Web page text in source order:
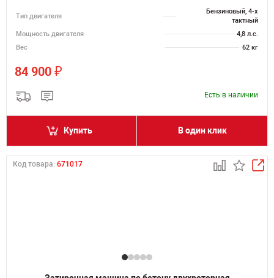
Тип двигателя
Бензиновый, 4-х
тактный
Мощность двигателя
4,8 л.с.
Вес
62 кг
84 900 ₽
Есть в наличии
Купить В один клик
Код товара: 671017